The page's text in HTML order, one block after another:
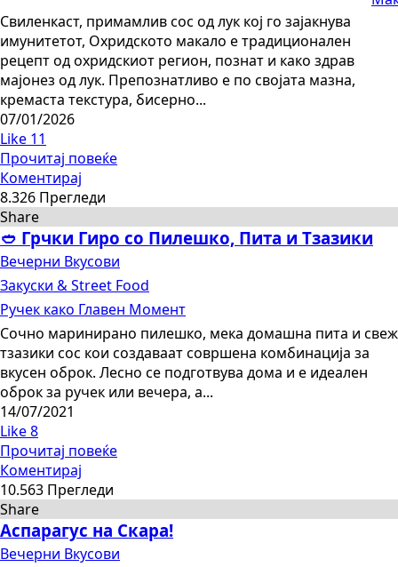
Свиленкаст, примамлив сос од лук кој го зајакнува
имунитетот, Охридското макало е традиционален
рецепт од охридскиот регион, познат и како здрав
мајонез од лук. Препознатливо е по својата мазна,
кремаста текстура, бисерно...
07/01/2026
Like 11
Прочитај повеќе
Коментирај
8.326 Прегледи
Share
🥙 Грчки Гиро со Пилешко, Пита и Тзазики
Вечерни Вкусови
Закуски & Street Food
Ручек како Главен Момент
Сочно маринирано пилешко, мекa домашна пита и свеж
тзазики сос кои создаваат совршена комбинација за
вкусен оброк. Лесно се подготвува дома и е идеален
оброк за ручек или вечера, а...
14/07/2021
Like8
Прочитај повеќе
Коментирај
10.563 Прегледи
Share
Аспарагус на Скара!
Вечерни Вкусови